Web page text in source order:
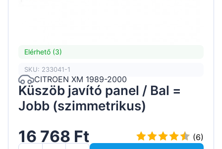
Elérhető (3)
SKU: 233041-1
CITROEN XM 1989-2000
Küszöb javító panel / Bal =
Jobb (szimmetrikus)
16 768 Ft
(6)